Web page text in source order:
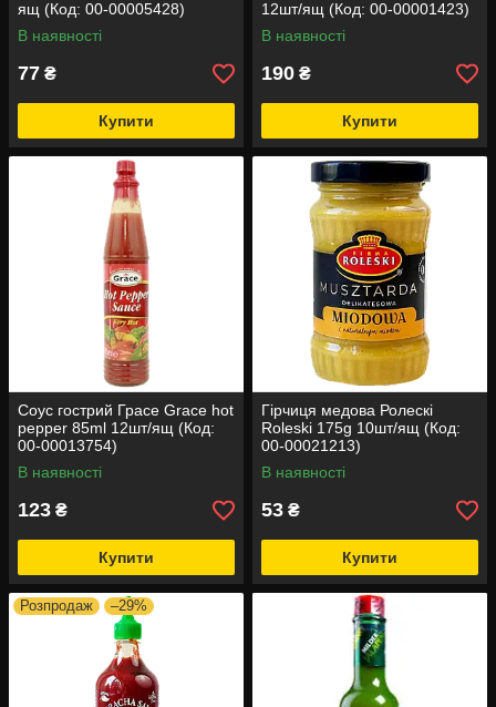
ящ (Код: 00-00005428)
В наявності
77 ₴
Купити
12шт/ящ (Код: 00-00001423)
В наявності
190 ₴
Купити
Соус гострий Грасе Grace hot
pepper 85ml 12шт/ящ (Код:
00-00013754)
В наявності
123 ₴
Купити
Гірчиця медова Ролескі
Roleski 175g 10шт/ящ (Код:
00-00021213)
В наявності
53 ₴
Купити
Розпродаж –29%